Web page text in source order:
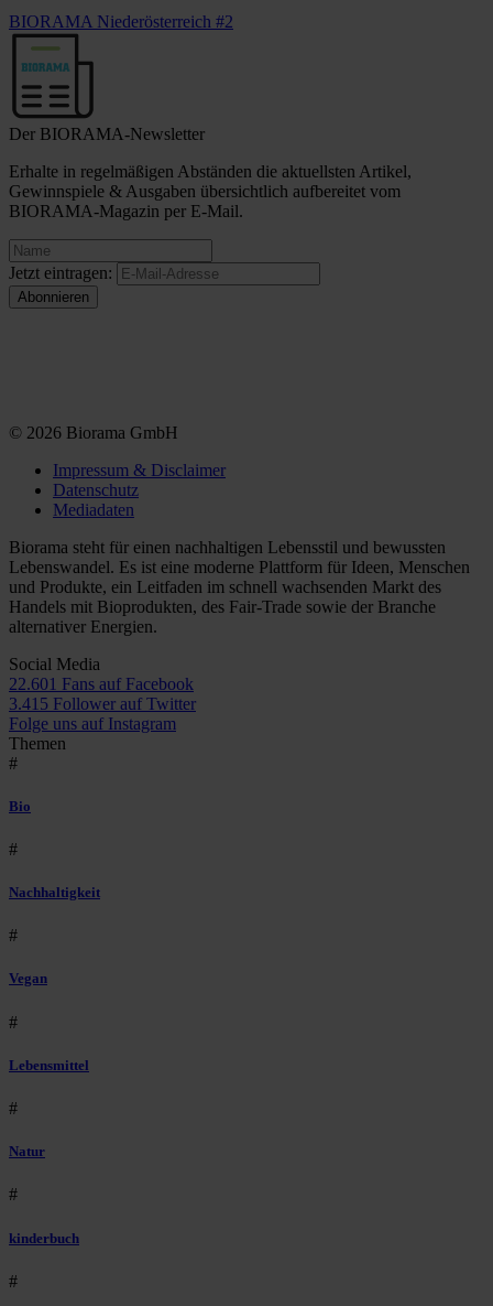
BIORAMA Niederösterreich #2
Der BIORAMA-Newsletter
Erhalte in regelmäßigen Abständen die aktuellsten Artikel,
Gewinnspiele & Ausgaben übersichtlich aufbereitet vom
BIORAMA-Magazin per E-Mail.
Jetzt eintragen:
© 2026 Biorama GmbH
Impressum & Disclaimer
Datenschutz
Mediadaten
Biorama steht für einen nachhaltigen Lebensstil und bewussten
Lebenswandel. Es ist eine moderne Plattform für Ideen, Menschen
und Produkte, ein Leitfaden im schnell wachsenden Markt des
Handels mit Bioprodukten, des Fair-Trade sowie der Branche
alternativer Energien.
Social Media
22.601 Fans auf Facebook
3.415 Follower auf Twitter
Folge uns auf Instagram
Themen
#
Bio
#
Nachhaltigkeit
#
Vegan
#
Lebensmittel
#
Natur
#
kinderbuch
#